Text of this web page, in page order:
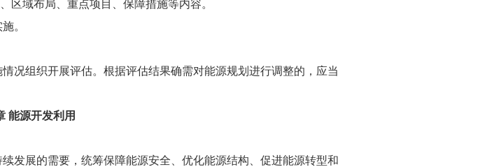
域布局、重点项目、保障措施等内容。
。
况组织开展评估。根据评估结果确需对能源规划进行调整的，应当
能源开发利用
发展的需要，统筹保障能源安全、优化能源结构、促进能源转型和